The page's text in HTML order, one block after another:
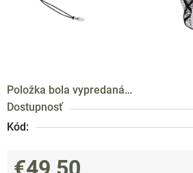
Položka bola vypredaná…
Dostupnosť
Kód: